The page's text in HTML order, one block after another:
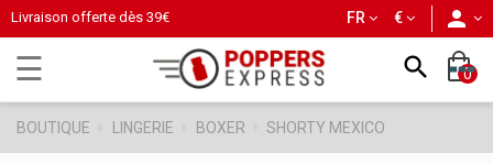
Livraison offerte dès 39€ €
FR
Basculer
la
navigation
☰  0
BOUTIQUE LINGERIE BOXER SHORTY MEXICO